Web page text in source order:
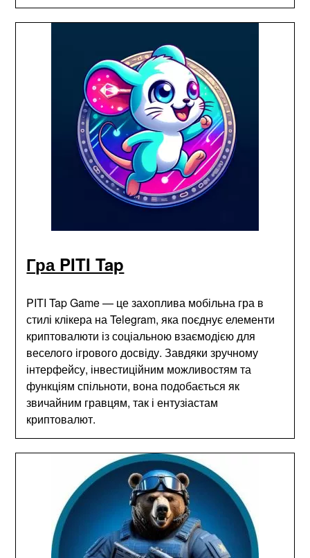
Гра PITI Tap
PITI Tap Game — це захоплива мобільна гра в
стилі клікера на Telegram, яка поєднує елементи
криптовалюти із соціальною взаємодією для
веселого ігрового досвіду. Завдяки зручному
інтерфейсу, інвестиційним можливостям та
функціям спільноти, вона подобається як
звичайним гравцям, так і ентузіастам
криптовалют.